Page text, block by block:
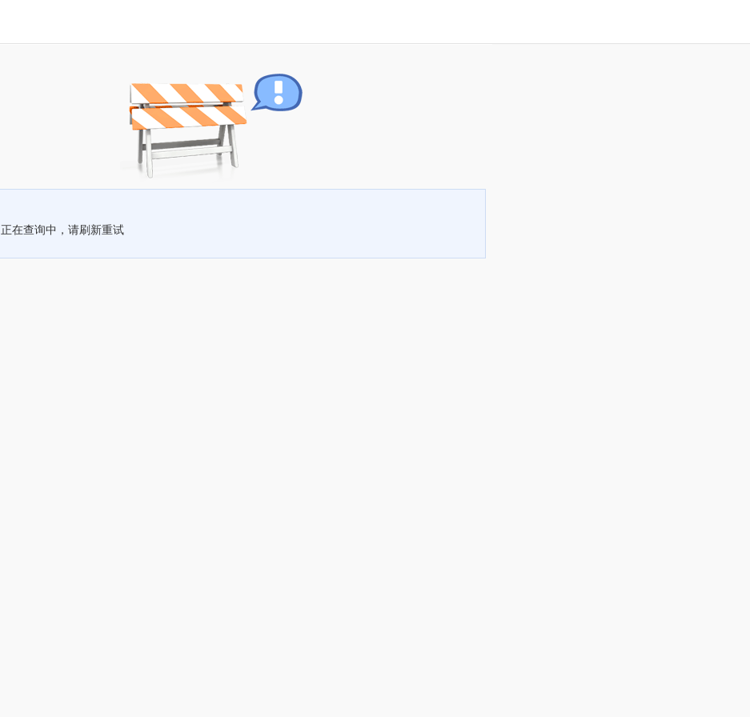
正在查询中，请刷新重试